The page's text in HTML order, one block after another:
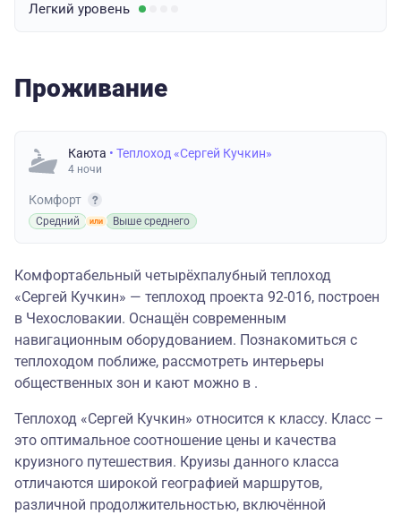
Легкий уровень
Проживание
Каюта • Теплоход «Сергей Кучкин»
4 ночи
Комфорт
Средний Выше среднего
Комфортабельный четырёхпалубный теплоход
«Сергей Кучкин» — теплоход проекта 92-016, построен
в Чехословакии. Оснащён современным
навигационным оборудованием. Познакомиться с
теплоходом поближе, рассмотреть интерьеры
общественных зон и кают можно в .
Теплоход «Сергей Кучкин» относится к классу. Класс –
это оптимальное соотношение цены и качества
круизного путешествия. Круизы данного класса
отличаются широкой географией маршрутов,
различной продолжительностью, включённой